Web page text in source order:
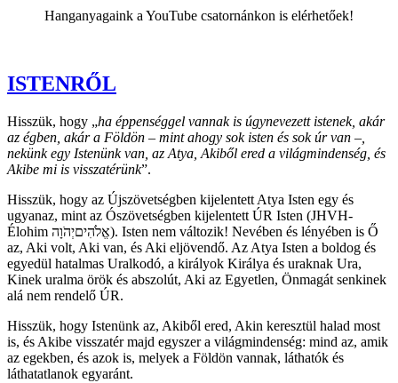
Hanganyagaink a YouTube csatornánkon is elérhetőek!
ISTENRŐL
Hisszük, hogy „ha éppenséggel vannak is úgynevezett istenek, akár
az égben, akár a Földön – mint ahogy sok isten és sok úr van –,
nekünk egy Istenünk van, az Atya, Akiből ered a világmindenség, és
Akibe mi is visszatérünk”.
Hisszük, hogy az Újszövetségben kijelentett Atya Isten egy és
ugyanaz, mint az Ószövetségben kijelentett ÚR Isten (JHVH-
Élohim יְהֹוָהאֱלֹהִים). Isten nem változik! Nevében és lényében is Ő
az, Aki volt, Aki van, és Aki eljövendő. Az Atya Isten a boldog és
egyedül hatalmas Uralkodó, a királyok Királya és uraknak Ura,
Kinek uralma örök és abszolút, Aki az Egyetlen, Önmagát senkinek
alá nem rendelő ÚR.
Hisszük, hogy Istenünk az, Akiből ered, Akin keresztül halad most
is, és Akibe visszatér majd egyszer a világmindenség: mind az, amik
az egekben, és azok is, melyek a Földön vannak, láthatók és
láthatatlanok egyaránt.